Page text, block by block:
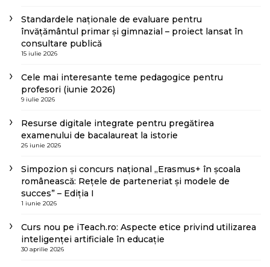
Standardele naționale de evaluare pentru
învățământul primar și gimnazial – proiect lansat în
consultare publică
15 iulie 2026
Cele mai interesante teme pedagogice pentru
profesori (iunie 2026)
9 iulie 2026
Resurse digitale integrate pentru pregătirea
examenului de bacalaureat la istorie
26 iunie 2026
Simpozion și concurs național „Erasmus+ în școala
românească: Rețele de parteneriat și modele de
succes” – Ediția I
1 iunie 2026
Curs nou pe iTeach.ro: Aspecte etice privind utilizarea
inteligenței artificiale în educație
30 aprilie 2026